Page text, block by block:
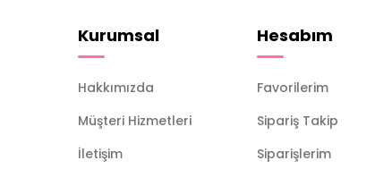
Kurumsal
Hakkımızda
Müşteri Hizmetleri
İletişim
Hesabım
Favorilerim
Sipariş Takip
Siparişlerim